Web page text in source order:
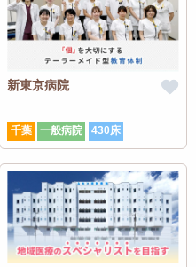
新東京病院
千葉 一般病院 430床